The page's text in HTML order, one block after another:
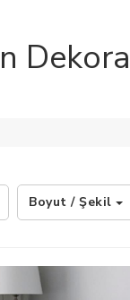
Boyut / Şekil